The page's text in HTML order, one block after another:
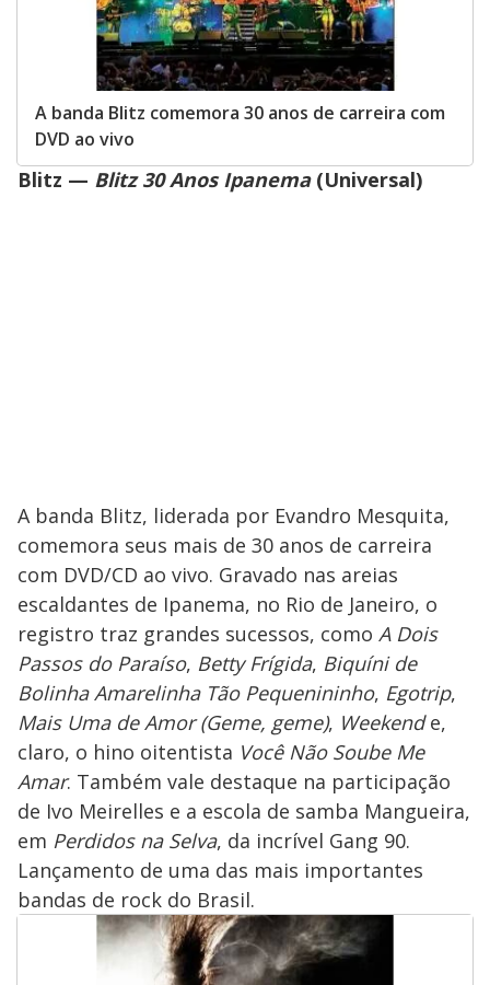
A banda Blitz comemora 30 anos de carreira com
DVD ao vivo
Blitz — Blitz 30 Anos Ipanema(Universal)
A banda Blitz, liderada por Evandro Mesquita,
comemora seus mais de 30 anos de carreira
com DVD/CD ao vivo. Gravado nas areias
escaldantes de Ipanema, no Rio de Janeiro, o
registro traz grandes sucessos, como A Dois
Passos do Paraíso, Betty Frígida, Biquíni de
Bolinha Amarelinha Tão Pequenininho, Egotrip,
Mais Uma de Amor (Geme, geme), Weekende,
claro, o hino oitentista Você Não Soube Me
Amar. Também vale destaque na participação
de Ivo Meirelles e a escola de samba Mangueira,
em Perdidos na Selva, da incrível Gang 90.
Lançamento de uma das mais importantes
bandas de rock do Brasil.